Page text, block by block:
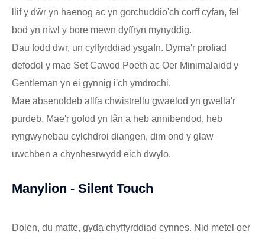
llif y dŵr yn haenog ac yn gorchuddio'ch corff cyfan, fel
bod yn niwl y bore mewn dyffryn mynyddig.
Dau fodd dwr, un cyffyrddiad ysgafn. Dyma'r profiad
defodol y mae Set Cawod Poeth ac Oer Minimalaidd y
Gentleman yn ei gynnig i'ch ymdrochi.
Mae absenoldeb allfa chwistrellu gwaelod yn gwella'r
purdeb. Mae'r gofod yn lân a heb annibendod, heb
ryngwynebau cylchdroi diangen, dim ond y glaw
uwchben a chynhesrwydd eich dwylo.
Manylion - Silent Touch
Dolen, du matte, gyda chyffyrddiad cynnes. Nid metel oer